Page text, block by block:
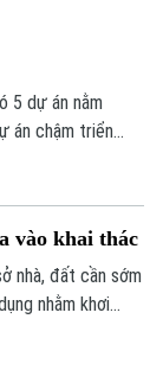
5 dự án nằm
án chậm triển
trạng dự án
gây lãng phí
ảnh hưởng trực
vào khai thác
nhà, đất cần sớm
nhằm khơi